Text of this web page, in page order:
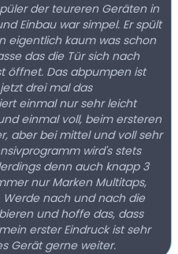
der teureren Geräten in
Einbau war simpel. Er spült
eigentlich kaum was schon
das die Tür sich nach
öffnet. Das abpumpen ist
drei mal das
einmal nur sehr leicht
einmal voll, beim ersteren
aber bei mittel und voll sehr
wird's stets
denn auch knapp 3
nur Marken Multitaps,
Werde nach und nach die
und hoffe das, dass
erster Eindruck ist sehr
Gerät gerne weiter.